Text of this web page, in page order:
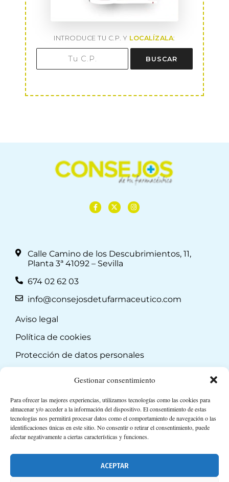
Gestionar consentimiento
Para ofrecer las mejores experiencias, utilizamos tecnologías como las cookies para
almacenar y/o acceder a la información del dispositivo. El consentimiento de estas
tecnologías nos permitirá procesar datos como el comportamiento de navegación o las
identificaciones únicas en este sitio. No consentir o retirar el consentimiento, puede
afectar negativamente a ciertas características y funciones.
ACEPTAR
INTRODUCE TU C.P. Y LOCALÍZALA:
BUSCAR
Calle Camino de los Descubrimientos, 11,
Planta 3ª 41092 – Sevilla
674 02 62 03
info@consejosdetufarmaceutico.com
Aviso legal
Política de cookies
Protección de datos personales